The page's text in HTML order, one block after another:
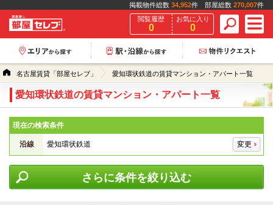
掲載物件総数 34,952件 部屋総数 270,007件
閲覧履歴
0
お気に入り
0
名古屋賃貸「部屋セレブ」 愛知環状鉄道の賃貸マンション・アパート一覧
愛知環状鉄道の賃貸マンション・アパート一覧
現在の検索条件
沿線 愛知環状鉄道 変更
さらに条件を絞り込む